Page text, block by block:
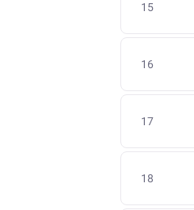
15
16
17
18